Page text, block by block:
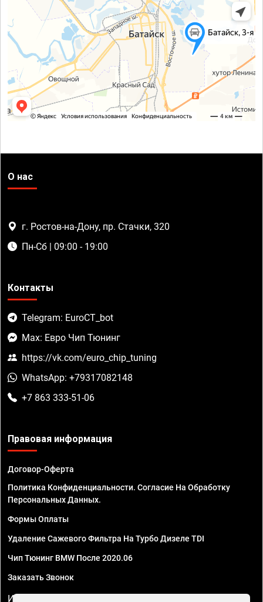
О нас
г. Ростов-на-Дону, пр. Стачки, 320
Пн-Сб | 09:00 - 19:00
Контакты
Telegram: EuroCT_bot
Max: Евро Чип Тюнинг
https://vk.com/euro_chip_tuning
WhatsApp: +79317082148
+7 863 333-51-06
Правовая информация
Договор-Оферта
Политика Конфиденциальности. Согласие На Обработку
Персональных Данных.
Формы Оплаты
Удаление Сажевого Фильтра На Турбо Дизеле TDI
Чип Тюнинг BMW После 2020.06
Заказать Звонок
ИП Смирнов Георгий Павлович. ИНН 781302555843,